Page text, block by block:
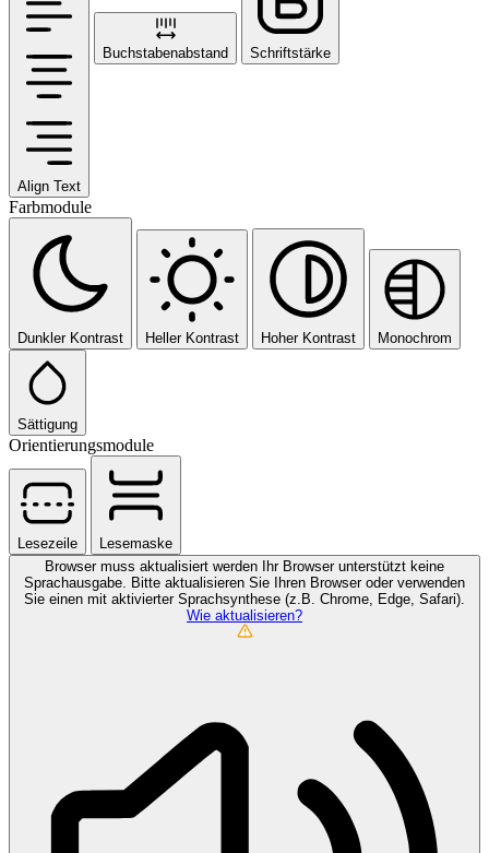
Align Text
Buchstabenabstand Schriftstärke
Farbmodule
Dunkler Kontrast Heller Kontrast Hoher Kontrast Monochrom
Sättigung
Orientierungsmodule
Lesezeile
Lesemaske
Browser muss aktualisiert werden
Ihr Browser unterstützt keine
Sprachausgabe. Bitte aktualisieren Sie Ihren Browser oder verwenden
Sie einen mit aktivierter Sprachsynthese (z.B. Chrome, Edge, Safari).
Wie aktualisieren?